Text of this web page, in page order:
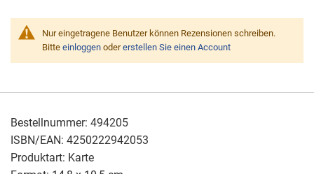
Bestellnummer: 494205
ISBN/EAN: 4250222942053
Produktart: Karte
Nur eingetragene Benutzer können Rezensionen schreiben.
Bitte einloggen odererstellen Sie einen Account